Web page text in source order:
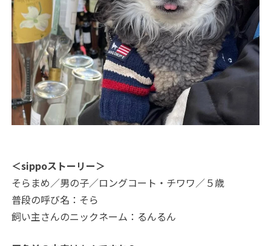
＜sippoストーリー＞
そらまめ／男の子／ロングコート・チワワ／５歳
普段の呼び名：そら
飼い主さんのニックネーム：るんるん